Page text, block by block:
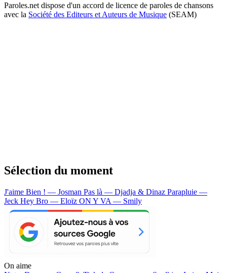
Paroles.net dispose d'un accord de licence de paroles de chansons
avec la Société des Editeurs et Auteurs de Musique (SEAM)
Sélection du moment
J'aime Bien ! — Josman Pas là — Djadja & Dinaz Parapluie —
Jeck Hey Bro — Eloïz ON Y VA — Smily
On aime